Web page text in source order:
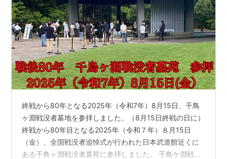
終戦から80年となる2025年（令和7年）8月15日、千鳥
ヶ淵戦没者墓地を参拝しました。（8月15日終戦の日に）
終戦から80年目となる2025年（令和７年）８月15日
（金）、全国戦没者追悼式が行われた日本武道館近くに
ある千鳥ヶ淵戦没者墓苑に参拝しました。 千鳥ケ淵戦没